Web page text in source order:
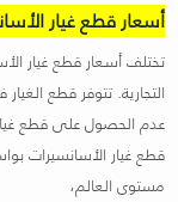
أسعار قطع غيار
تختلف أسعار قطع غيار
التجارية. تتوفر قطع
عدم الحصول على قطع
قطع غيار الأسانسيرات
مستوى العالم،